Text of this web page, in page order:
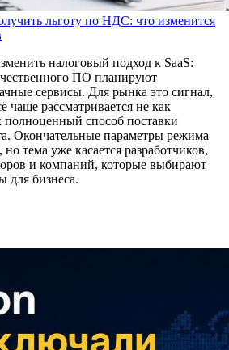
льготу по НДС: что изменится
налоговый подход к SaaS:
ПО планируют
сервисы. Для рынка это сигнал,
чаще рассматривается не как
полноценный способ поставки
Окончательные параметры режима
тема уже касается разработчиков,
и компаний, которые выбирают
для бизнеса.